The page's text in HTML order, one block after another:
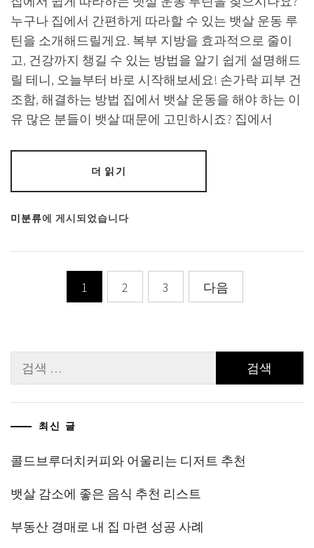
누구나 집에서 간편하게 따라할 수 있는 뱃살 운동 루
틴을 소개해드릴게요. 복부 지방을 효과적으로 줄이
고, 건강까지 챙길 수 있는 방법을 알기 쉽게 설명해드
릴 테니, 오늘부터 바로 시작해보세요! 손가락 피부 건
조함, 해결하는 방법 집에서 뱃살 운동을 해야 하는 이
유 많은 분들이 뱃살 때문에 고민하시죠? 집에서
더 읽기
미분류에 게시되었습니다
지
매
김
1 2 3 다음
색:
최신 글
콜드브루더치커피와 어울리는 디저트 추천
뱃살 감소에 좋은 음식 추천 리스트
부동산 경매로 내 집 마련 성공 사례